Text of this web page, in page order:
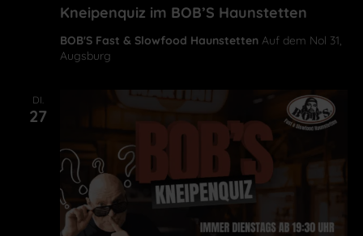
Kneipenquiz im BOB’S Haunstetten
BOB'S Fast & Slowfood Haunstetten Auf dem Nol 31,
Augsburg
DI.
27